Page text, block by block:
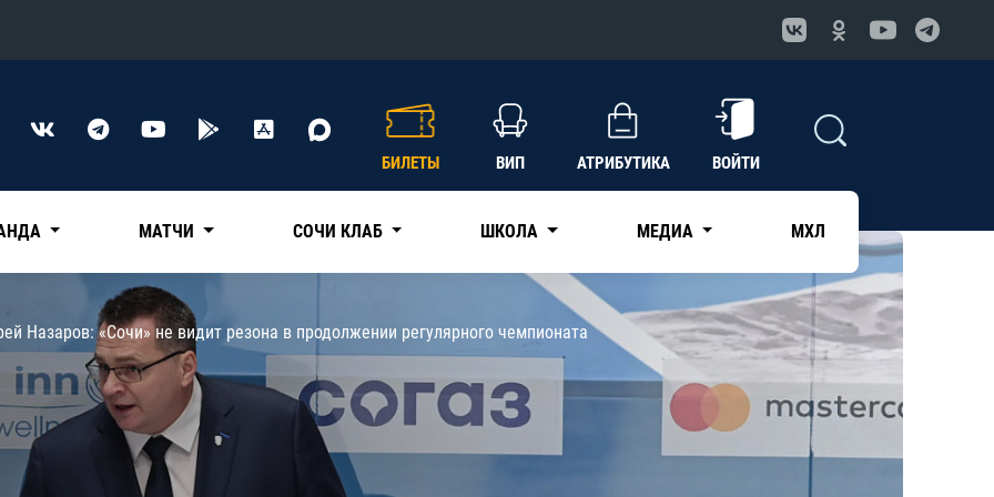
Конференция «Восток»
Нефтехимик
Трактор
Дивизион Чернышева
Авангард
КХЛ
БИЛЕТЫ ВИП АТРИБУТИКА ВОЙТИ
МАТЧИ СОЧИ КЛАБ ШКОЛА МЕДИА МХЛ
Назаров: «Сочи» не видит резона в продолжении регулярного чемпионата